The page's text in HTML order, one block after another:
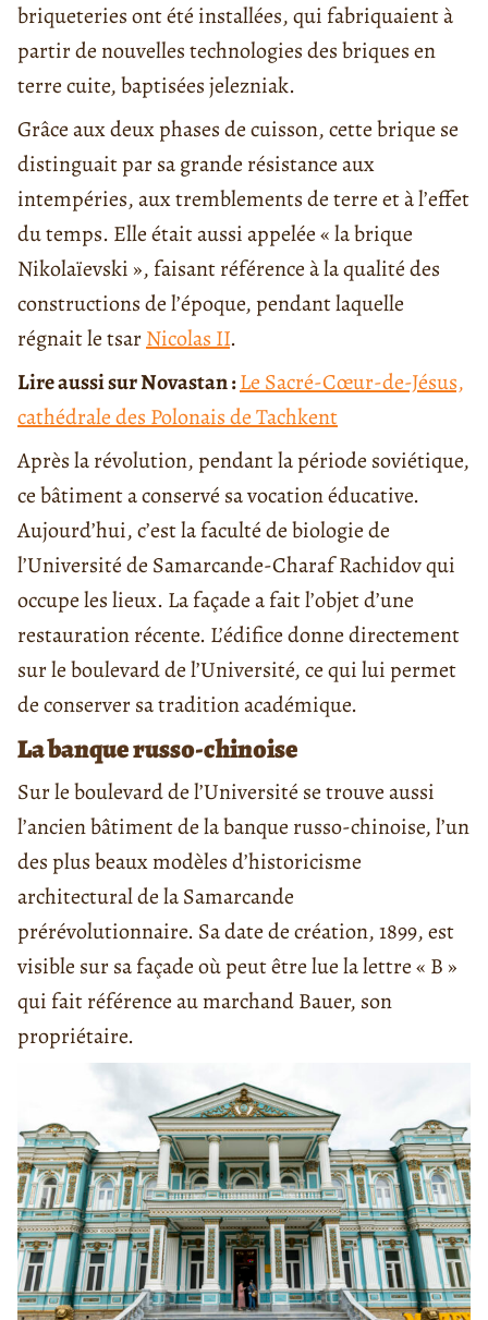
briqueteries ont été installées, qui fabriquaient à
partir de nouvelles technologies des briques en
terre cuite, baptisées jelezniak.
Grâce aux deux phases de cuisson, cette brique se
distinguait par sa grande résistance aux
intempéries, aux tremblements de terre et à l’effet
du temps. Elle était aussi appelée « la brique
Nikolaïevski », faisant référence à la qualité des
constructions de l’époque, pendant laquelle
régnait le tsarNicolas II.
Lire aussi sur Novastan :Le Sacré-Cœur-de-Jésus,
cathédrale des Polonais de Tachkent
Après la révolution, pendant la période soviétique,
ce bâtiment a conservé sa vocation éducative.
Aujourd’hui, c’est la faculté de biologie de
l’Université de Samarcande-Charaf Rachidov qui
occupe les lieux. La façade a fait l’objet d’une
restauration récente. L’édifice donne directement
sur le boulevard de l’Université, ce qui lui permet
de conserver sa tradition académique.
La banque russo-chinoise
Sur le boulevard de l’Université se trouve aussi
l’ancien bâtiment de la banque russo-chinoise, l’un
des plus beaux modèles d’historicisme
architectural de la Samarcande
prérévolutionnaire. Sa date de création, 1899, est
visible sur sa façade où peut être lue la lettre « B »
qui fait référence au marchand Bauer, son
propriétaire.